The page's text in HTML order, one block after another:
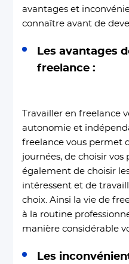
avantages et
connaître avant de
Les avantages
freelance :
Travailler en freelance
autonomie et
freelance vous permet
journées, de choisir vos
également de choisir
intéressent et de
choix. Ainsi la vie de
à la routine
manière considérable
Les